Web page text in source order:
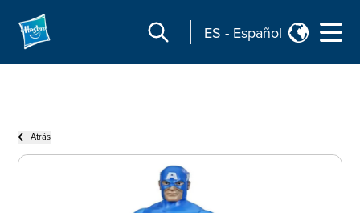
ES - Español
Atrás